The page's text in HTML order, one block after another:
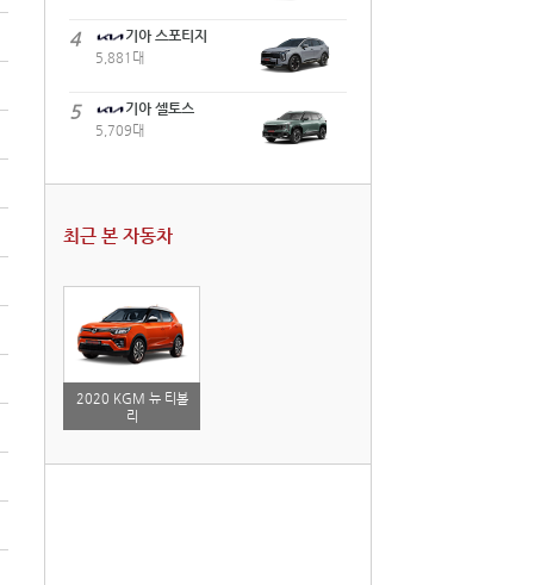
4 기아 스포티지
5,881대
5 기아 셀토스
5,709대
최근 본 자동차
2020 KGM 뉴 티볼
리